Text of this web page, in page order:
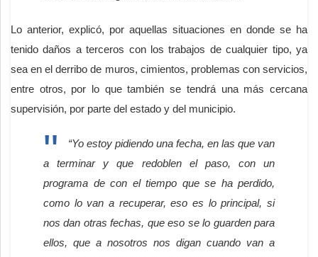
Lo anterior, explicó, por aquellas situaciones en donde se ha
tenido daños a terceros con los trabajos de cualquier tipo, ya
sea en el derribo de muros, cimientos, problemas con servicios,
entre otros, por lo que también se tendrá una más cercana
supervisión, por parte del estado y del municipio.
“Yo estoy pidiendo una fecha, en las que van
a terminar y que redoblen el paso, con un
programa de con el tiempo que se ha perdido,
como lo van a recuperar, eso es lo principal, si
nos dan otras fechas, que eso se lo guarden para
ellos, que a nosotros nos digan cuando van a